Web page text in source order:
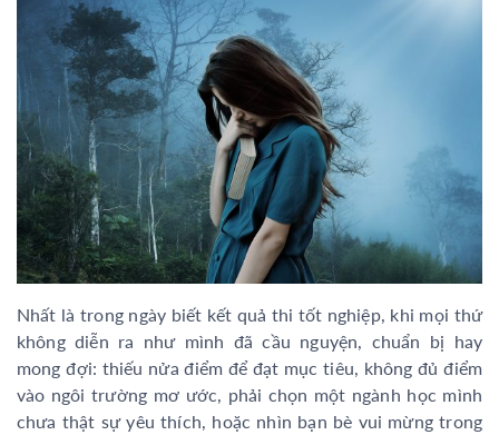
Nhất là trong ngày biết kết quả thi tốt nghiệp, khi mọi thứ
không diễn ra như mình đã cầu nguyện, chuẩn bị hay
mong đợi: thiếu nửa điểm để đạt mục tiêu, không đủ điểm
vào ngôi trường mơ ước, phải chọn một ngành học mình
chưa thật sự yêu thích, hoặc nhìn bạn bè vui mừng trong